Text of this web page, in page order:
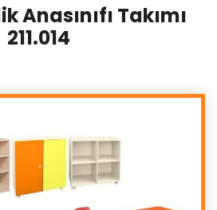
Anasınıfı Takımı
211.014